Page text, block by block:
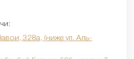
328а, (ниже ул. Аль-